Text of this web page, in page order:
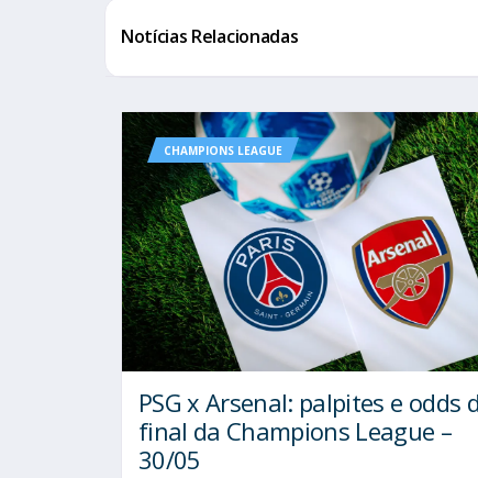
Notícias Relacionadas
CHAMPIONS LEAGUE
PSG x Arsenal: palpites e odds
final da Champions League –
30/05